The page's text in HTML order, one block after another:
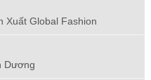
Xuất Global Fashion
Dương